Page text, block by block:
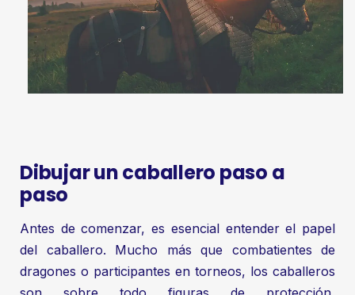
Dibujar un caballero paso a
paso
Antes de comenzar, es esencial entender el papel
del caballero. Mucho más que combatientes de
dragones o participantes en torneos, los caballeros